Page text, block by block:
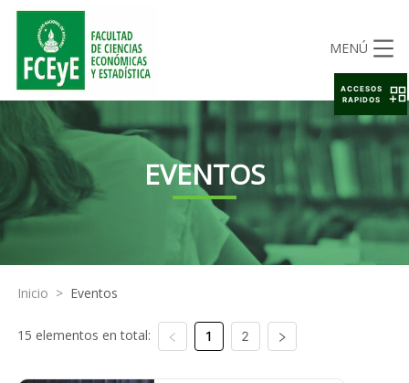
MENÚ
EVENTOS
Inicio > Eventos
15 elementos en total: 1 2
ACCESOS
RAPIDOS